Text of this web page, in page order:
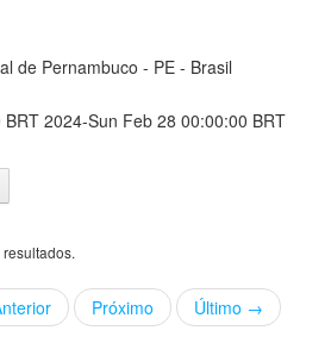
de Pernambuco - PE - Brasil
2024-Sun Feb 28 00:00:00 BRT
Próximo Último →